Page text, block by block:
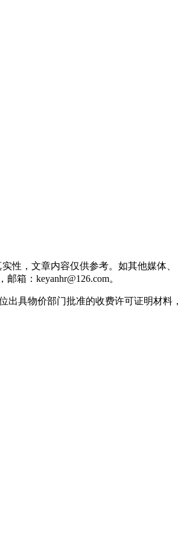
性，文章内容仅供参考。如其他媒体、
箱：keyanhr@126.com。
具物价部门批准的收费许可证明材料，